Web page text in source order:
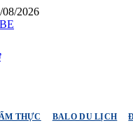
08/2026
THỰC BALO DU LỊCH